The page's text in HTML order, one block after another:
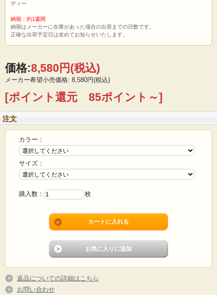
ディー
納期：約1週間
納期はメーカーに在庫があった場合の出荷までの日数です。
正確な出荷予定日は改めてお知らせいたします。
価格:8,580円(税込)
メーカー希望小売価格: 8,580円(税込)
[ポイント還元 85ポイント～]
注文
カラー：
サイズ：
購入数： 枚
返品についての詳細はこちら
お問い合わせ